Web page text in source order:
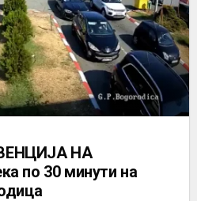
НА
по 30 минути на